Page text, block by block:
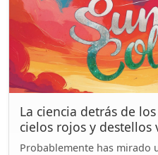
La ciencia detrás de
cielos rojos y destellos
Probablemente has mirado